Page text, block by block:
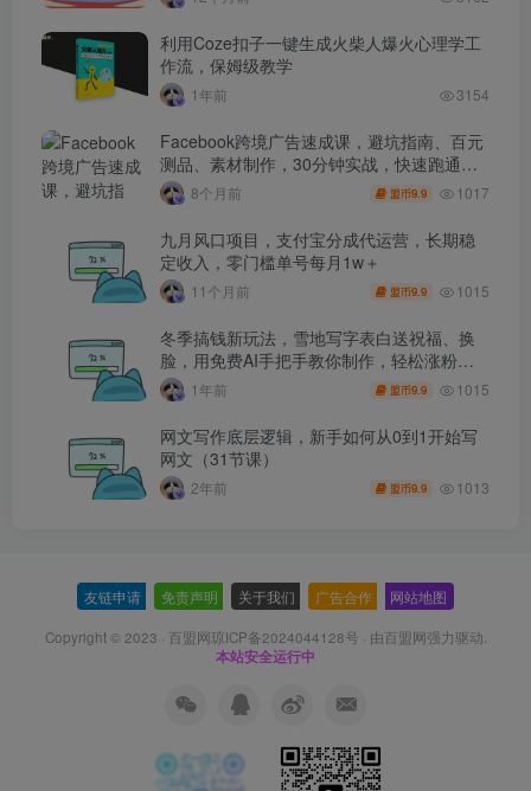
利用Coze扣子一键生成火柴人爆火心理学工
作流，保姆级教学
1年前 3154
Facebook跨境广告速成课，避坑指南、百元
测品、素材制作，30分钟实战，快速跑通首
单出单8个月前 盟币9.9 1017
九月风口项目，支付宝分成代运营，长期稳
定收入，零门槛单号每月1w＋
11个月前 盟币9.9 1015
冬季搞钱新玩法，雪地写字表白送祝福、换
脸，用免费AI手把手教你制作，轻松涨粉
3.5w，接单到手软
1年前 盟币9.9 1015
网文写作底层逻辑，新手如何从0到1开始写
网文（31节课）
2年前 盟币9.9 1013
友链申请 免责声明 关于我们 广告合作 网站地图
Copyright © 2023 · 百盟网琼ICP备2024044128号 · 由百盟网强力驱动.
本站安全运行中